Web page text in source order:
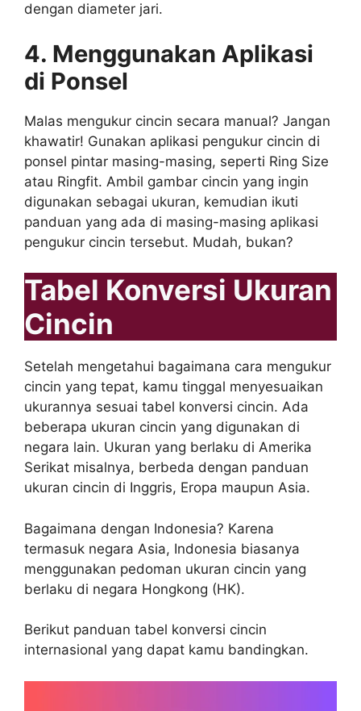
dengan diameter jari.
4. Menggunakan Aplikasi
di Ponsel
Malas mengukur cincin secara manual? Jangan
khawatir! Gunakan aplikasi pengukur cincin di
ponsel pintar masing-masing, seperti Ring Size
atau Ringfit. Ambil gambar cincin yang ingin
digunakan sebagai ukuran, kemudian ikuti
panduan yang ada di masing-masing aplikasi
pengukur cincin tersebut. Mudah, bukan?
Tabel Konversi Ukuran
Cincin
Setelah mengetahui bagaimana cara mengukur
cincin yang tepat, kamu tinggal menyesuaikan
ukurannya sesuai tabel konversi cincin. Ada
beberapa ukuran cincin yang digunakan di
negara lain. Ukuran yang berlaku di Amerika
Serikat misalnya, berbeda dengan panduan
ukuran cincin di Inggris, Eropa maupun Asia.
Bagaimana dengan Indonesia? Karena
termasuk negara Asia, Indonesia biasanya
menggunakan pedoman ukuran cincin yang
berlaku di negara Hongkong (HK).
Berikut panduan tabel konversi cincin
internasional yang dapat kamu bandingkan.